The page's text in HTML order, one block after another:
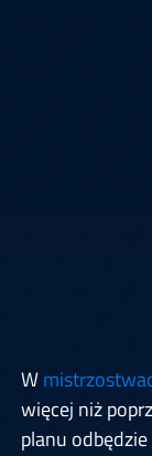
W
więcej niż
planu